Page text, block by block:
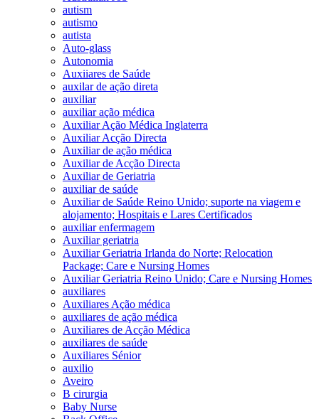
autism
autismo
autista
Auto-glass
Autonomia
Auxiiares de Saúde
auxilar de ação direta
auxiliar
auxiliar ação médica
Auxiliar Ação Médica Inglaterra
Auxiliar Acção Directa
Auxiliar de ação médica
Auxiliar de Acção Directa
Auxiliar de Geriatria
auxiliar de saúde
Auxiliar de Saúde Reino Unido; suporte na viagem e
alojamento; Hospitais e Lares Certificados
auxiliar enfermagem
Auxiliar geriatria
Auxiliar Geriatria Irlanda do Norte; Relocation
Package; Care e Nursing Homes
Auxiliar Geriatria Reino Unido; Care e Nursing Homes
auxiliares
Auxiliares Ação médica
auxiliares de ação médica
Auxiliares de Acção Médica
auxiliares de saúde
Auxiliares Sénior
auxilio
Aveiro
B cirurgia
Baby Nurse